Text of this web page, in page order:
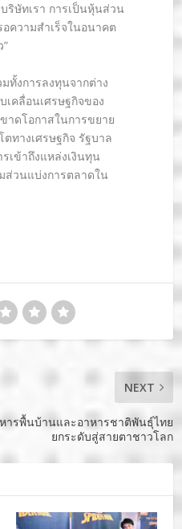
ริษัทเรา การเป็นหุ้นส่วน
ความสำเร็จในอนาคต
ทั้งการลงทุนจากต่าง
คลื่อนเศรษฐกิจของ
าดโอกาสในการขยาย
ทางเศรษฐกิจ รัฐบาล
เข้าถึงแหล่งเงินทุน
ส่วนแบ่งการตลาดใน
NEXT
ารพื้นบ้านและอาหารชาติพันธุ์ไทย
ยกระดับสู่สายตาชาวโลก